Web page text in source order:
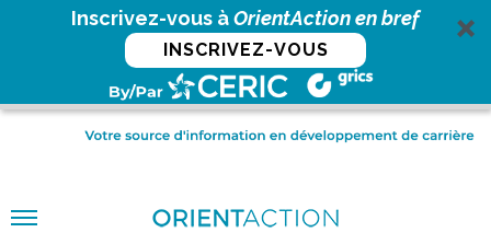
Inscrivez-vous àOrientAction en bref
INSCRIVEZ-VOUS